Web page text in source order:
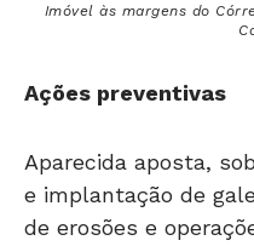
Imóvel às margens do
Ações preventivas
Aparecida aposta,
e implantação de
de erosões e